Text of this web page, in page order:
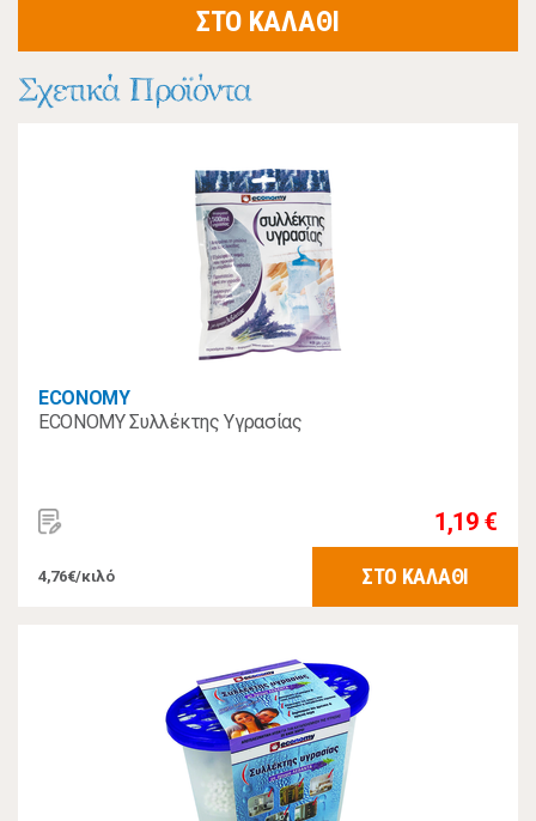
ΣΤΟ ΚΑΛΑΘΙ
Σχετικά Προϊόντα
ECONOMY
ECONOMY Συλλέκτης Υγρασίας
1,19 €
4,76€/κιλό ΣΤΟ ΚΑΛΑΘΙ